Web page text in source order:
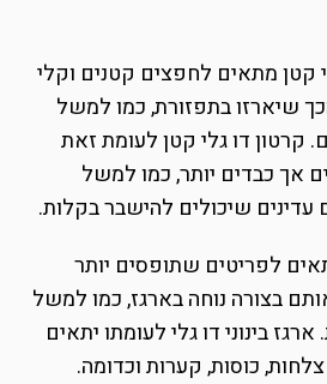
קטן מתאים לחפצים קטנים וקלי
שיארזו בתפזורת, כמו למשל
קרטון דו גלי קטן לעומת זאת
אך כבדים יותר, כמו למשל
עדינים שיכולים להישבר בקלות.
לפריטים שתופסים יותר
בצורה נוחה בארגז, כמו למשל
בינוני דו גלי לעומתו יתאים
כוסות, קערות וכדומה.